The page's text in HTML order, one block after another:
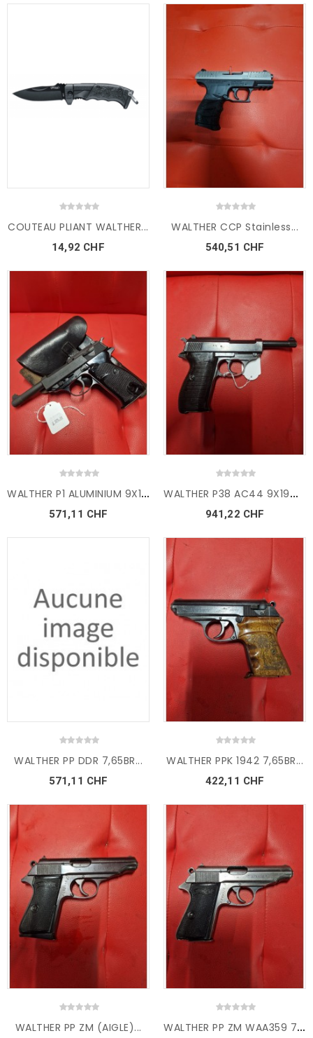
COUTEAU PLIANT WALTHER...
14,92 CHF
WALTHER CCP Stainless...
540,51 CHF
W
ALTHER P1 ALUMINIUM 9X19mm...
571,11 CHF
W
ALTHER P38 AC44 9X19mm...
941,22 CHF
WALTHER PP DDR 7,65BR...
571,11 CHF
WALTHER PPK 1942 7,65BR...
422,11 CHF
WALTHER PP ZM (AIGLE)... W
ALTHER PP ZM WAA359 7,65BR...